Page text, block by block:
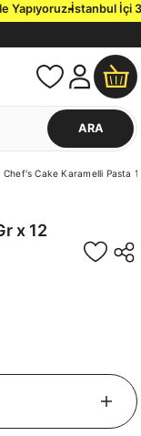
İstanbul İçi
ARA
Chef's Cake Karamelli Pasta
x 12